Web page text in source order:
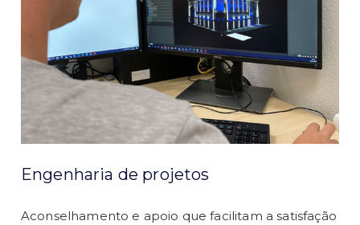
Engenharia de projetos
Aconselhamento e apoio que facilitam a satisfação